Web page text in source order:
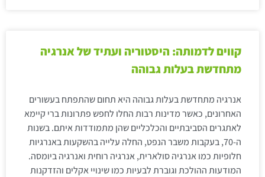
קווים לדמותה: היסטוריה ועתיד של אנרגיה
מתחדשת בעלות גבוהה
אנרגיה מתחדשת בעלות גבוהה היא תחום שהתפתח בעשורים
האחרונים, כאשר מדינות רבות החלו לחפש פתרונות ברי קיימא
לאתגרים הסביבתיים והכלכליים שהן מתמודדות איתם. בשנות
ה-70, בעקבות משבר הנפט, החלה עלייה בהשקעות באנרגיות
חלופיות כמו אנרגיה סולארית, אנרגיה רוחית ואנרגיה ביומסה.
המודעות ההולכת וגוברת לבעיות כמו שינויי אקלים והזדקנות